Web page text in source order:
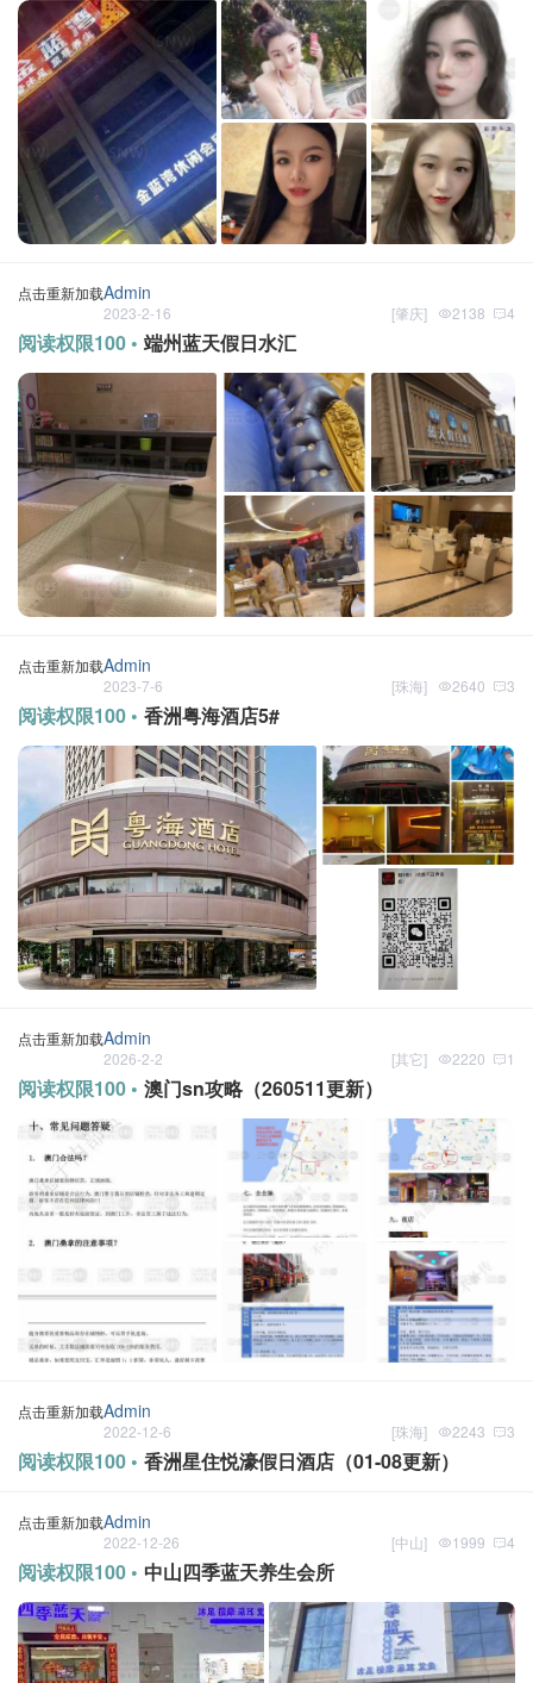
点击重新加载Admin
2023-2-16 4
2138
[肇庆]
阅读权限100 • 端州蓝天假日水汇
点击重新加载Admin
2023-7-6 3
2640
[珠海]
阅读权限100 • 香洲粤海酒店5#
点击重新加载Admin
2026-2-2 1
2220
[其它]
阅读权限100 • 澳门sn攻略（260511更新）
点击重新加载Admin
2022-12-6 3
2243
[珠海]
阅读权限100 • 香洲星住悦濠假日酒店（01-08更新）
点击重新加载Admin
2022-12-26 4
1999
[中山]
阅读权限100 • 中山四季蓝天养生会所